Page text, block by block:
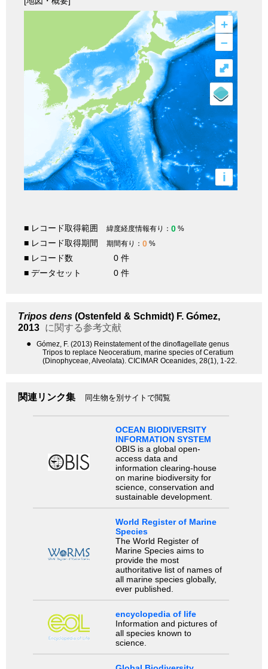
+
–
i
⤢
■ レコード取得範囲 緯度経度情報有り： 0 %
■ レコード取得期間 期間有り： 0 %
■ レコード数
0 件
■ データセット
0 件
Tripos dens (Ostenfeld & Schmidt) F. Gómez,
2013 に関する参考文献
●
Gómez, F. (2013) Reinstatement of the dinoflagellate genus
Tripos to replace Neoceratium, marine species of Ceratium
(Dinophyceae, Alveolata). CICIMAR Oceanides, 28(1), 1-22.
関連リンク集 同生物を別サイトで閲覧
OCEAN BIODIVERSITY
INFORMATION SYSTEM
OBIS is a global open-
access data and
information clearing-house
on marine biodiversity for
science, conservation and
sustainable development.
World Register of Marine
Species
The World Register of
Marine Species aims to
provide the most
authoritative list of names of
all marine species globally,
ever published.
encyclopedia of life
Information and pictures of
all species known to
science.